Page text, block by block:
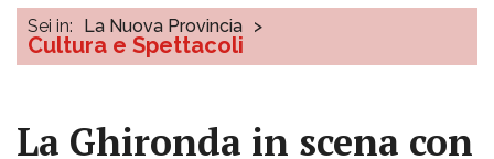
Sei in: La Nuova Provincia >
Cultura e Spettacoli
La Ghironda in scena con